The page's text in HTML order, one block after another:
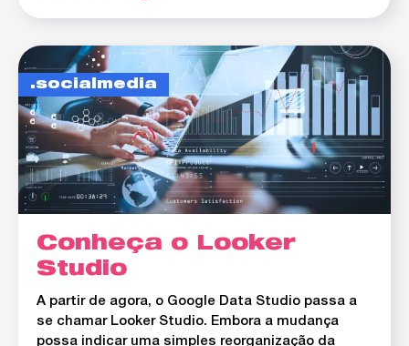
socialmedia
Conheça o Looker
Studio
A partir de agora, o Google Data Studio passa a
se chamar Looker Studio. Embora a mudança
possa indicar uma simples reorganização da